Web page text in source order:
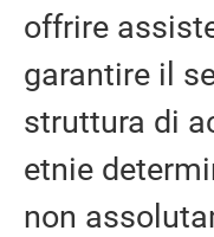
offrire
garantire il
struttura di
etnie
non